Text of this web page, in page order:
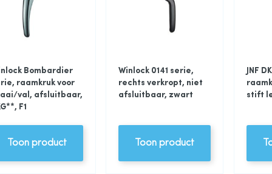
Bombardier
raamkruk voor
val, afsluitbaar,
F1
Toon product
Winlock 0141 serie,
rechts verkropt, niet
afsluitbaar, zwart
Toon product
JNF
stift